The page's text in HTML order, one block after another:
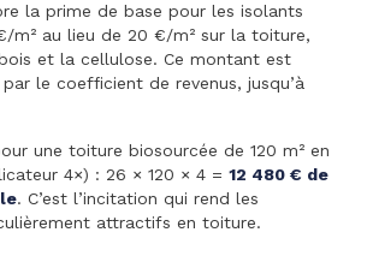
la prime de base pour les isolants
m² au lieu de 20 €/m² sur la toiture,
et la cellulose. Ce montant est
le coefficient de revenus, jusqu’à
une toiture biosourcée de 120 m² en
4×) : 26 × 120 × 4 = 12 480 € de
. C’est l’incitation qui rend les
attractifs en toiture.